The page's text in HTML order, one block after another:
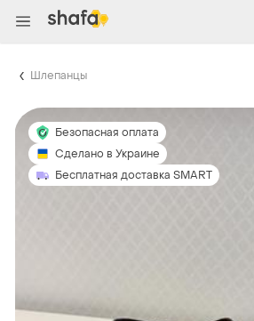
Шлепанцы
Безопасная оплата
Сделано в Украине
Бесплатная доставка SMART